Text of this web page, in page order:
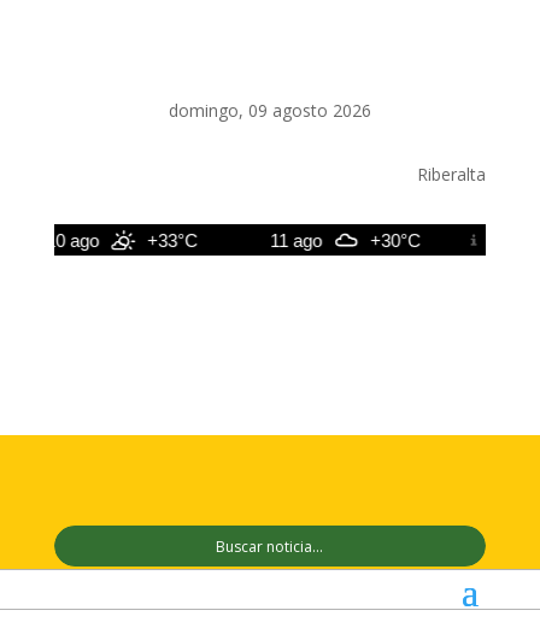
domingo, 09 agosto 2026
Riberalta
10 ago +33°C 11 ago +30°C 12 ago